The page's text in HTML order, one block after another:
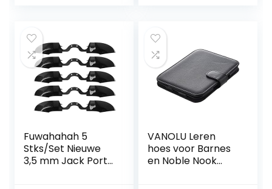
Fuwahahah 5
Stks/Set Nieuwe
3,5 mm Jack Port
VANOLU Leren
hoes voor Barnes
en Noble Nook